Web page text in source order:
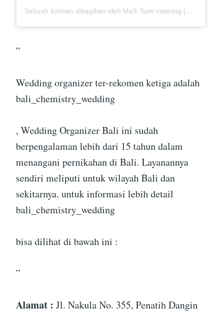
Sebuah kiriman dibagikan oleh Ma’k Sum catering (@mak_sumcatering)
”
Wedding organizer ter-rekomen ketiga adalah
bali_chemistry_wedding
, Wedding Organizer Bali ini sudah
berpengalaman lebih dari 15 tahun dalam
menangani pernikahan di Bali. Layanannya
sendiri meliputi untuk wilayah Bali dan
sekitarnya. untuk informasi lebih detail
bali_chemistry_wedding
bisa dilihat di bawah ini :
”
Alamat : Jl. Nakula No. 355, Penatih Dangin